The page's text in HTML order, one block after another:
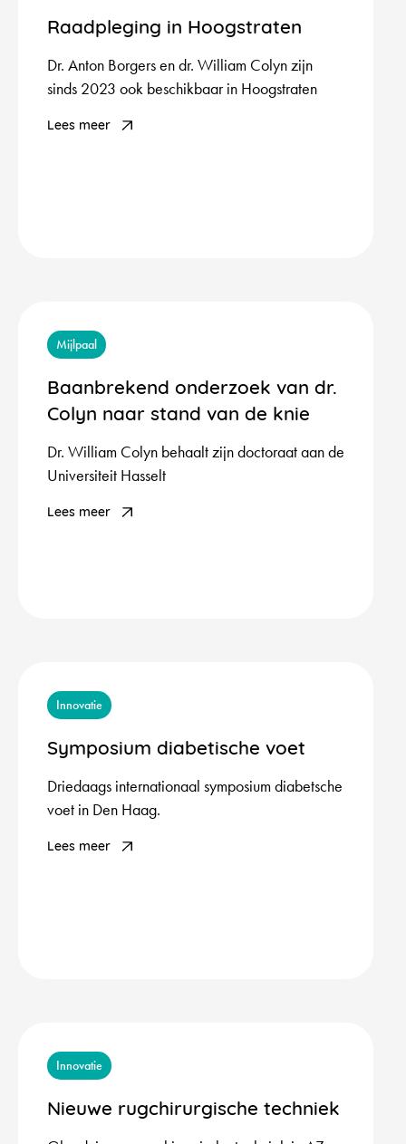
Raadpleging in Hoogstraten
Dr. Anton Borgers en dr. William Colyn zijn
sinds 2023 ook beschikbaar in Hoogstraten
Lees meer
Mijlpaal
Baanbrekend onderzoek van dr.
Colyn naar stand van de knie
Dr. William Colyn behaalt zijn doctoraat aan de
Universiteit Hasselt
Lees meer
Innovatie
Symposium diabetische voet
Driedaags internationaal symposium diabetsche
voet in Den Haag.
Lees meer
Innovatie
Nieuwe rugchirurgische techniek